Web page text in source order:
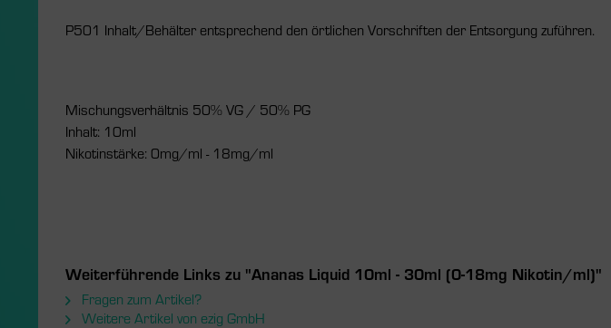
P501 Inhalt/Behälter entsprechend den örtlichen Vorschriften der Entsorgung zuführen.
Mischungsverhältnis 50% VG / 50% PG
Inhalt: 10ml
Nikotinstärke: 0mg/ml - 18mg/ml
Weiterführende Links zu "Ananas Liquid 10ml - 30ml (0-18mg Nikotin/ml)"
Fragen zum Artikel?
Weitere Artikel von ezig GmbH